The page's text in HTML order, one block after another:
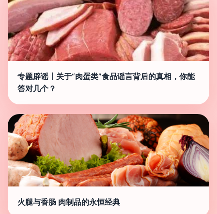
专题辟谣丨关于“肉蛋类”食品谣言背后的真相，你能
答对几个？
火腿与香肠 肉制品的永恒经典